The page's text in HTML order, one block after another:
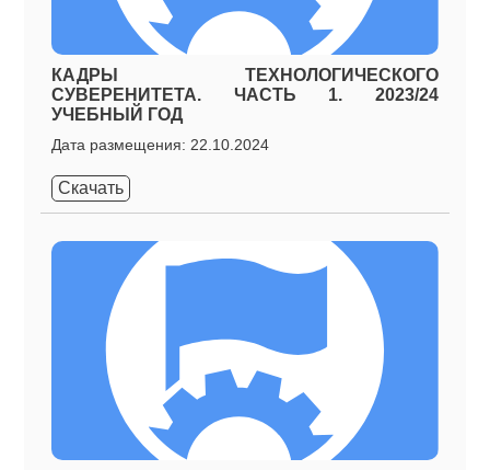
КАДРЫ ТЕХНОЛОГИЧЕСКОГО
СУВЕРЕНИТЕТА. ЧАСТЬ 1. 2023/24
УЧЕБНЫЙ ГОД
Дата размещения: 22.10.2024
Скачать